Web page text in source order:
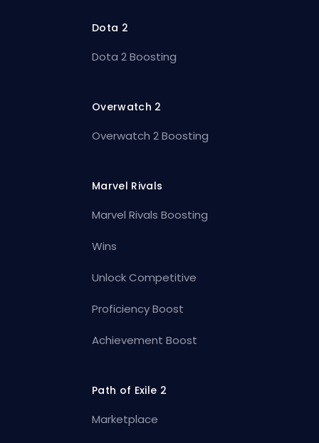
Dota 2
Dota 2 Boosting
Overwatch 2
Overwatch 2 Boosting
Marvel Rivals
Marvel Rivals Boosting
Wins
Unlock Competitive
Proficiency Boost
Achievement Boost
Path of Exile 2
Marketplace